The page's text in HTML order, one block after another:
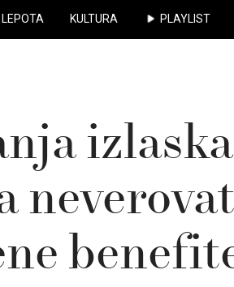
LEPOTA KULTURA PLAYLIST